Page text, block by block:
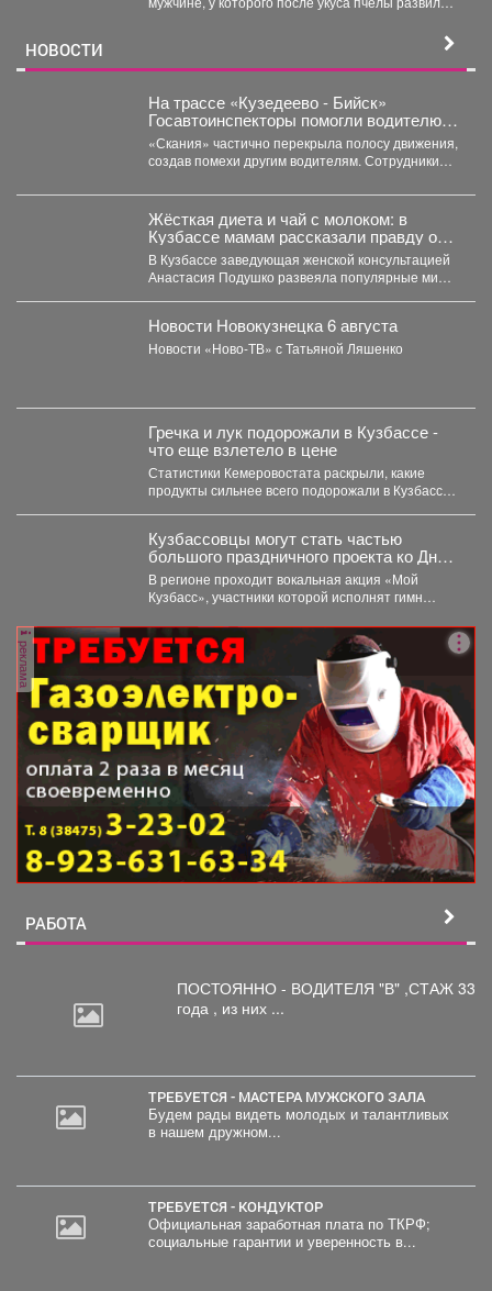
НОВОСТИ
На трассе «Кузедеево - Бийск»
Госавтоинспекторы помогли водителю
застрявшего в кювете грузовика.
«Скания» частично перекрыла полосу движения,
создав помехи другим водителям. Сотрудники
Жёсткая диета и чай с молоком: в
Кузбассе мамам рассказали правду о
грудном вскармливании
В Кузбассе заведующая женской консультацией
Анастасия Подушко развеяла популярные мифы
Новости Новокузнецка 6 августа
Новости «Ново-ТВ» с Татьяной Ляшенко
Гречка и лук подорожали в Кузбассе -
что еще взлетело в цене
Статистики Кемеровостата раскрыли, какие
продукты сильнее всего подорожали в Кузбассе
Кузбассовцы могут стать частью
большого праздничного проекта ко Дню
шахтера.
В регионе проходит вокальная акция «Мой
Кузбасс», участники которой исполнят гимн
реклама
РАБОТА
ПОСТОЯННО - ВОДИТЕЛЯ "В" ,СТАЖ 33
года , из них ...
ТРЕБУЕТСЯ - МАСТЕРА МУЖСКОГО ЗАЛА
Будем рады видеть молодых и талантливых
в нашем дружном...
ТРЕБУЕТСЯ - КОНДУКТОР
Официальная заработная плата по ТКРФ;
социальные гарантии и уверенность в...